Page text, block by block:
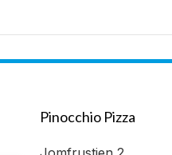
Pinocchio Pizza